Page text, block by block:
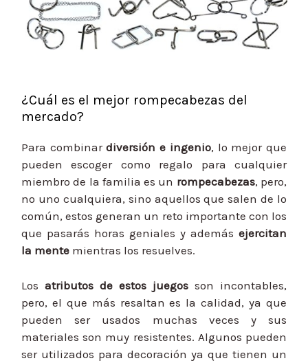
¿Cuál es el mejor rompecabezas del
mercado?
Para combinardiversión e ingenio, lo mejor que
pueden escoger como regalo para cualquier
miembro de la familia es un rompecabezas, pero,
no uno cualquiera, sino aquellos que salen de lo
común, estos generan un reto importante con los
que pasarás horas geniales y además ejercitan
la mente mientras los resuelves.
Los atributos de estos juegos son incontables,
pero, el que más resaltan es la calidad, ya que
pueden ser usados muchas veces y sus
materiales son muy resistentes. Algunos pueden
ser utilizados para decoración ya que tienen un